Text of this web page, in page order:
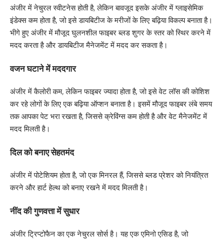
अंजीर में नेचुरल स्वीटनेस होती है, लेकिन बावजूद इसके अंजीर में ग्लाइसेमिक
इंडेक्स कम होता है, जो इसे डायबिटीज के मरीजों के लिए बढ़िया विकल्प बनाता है।
भीगे हुए अंजीर में मौजूद घुलनशील फाइबर ब्लड शुगर के स्तर को स्थिर करने में
मदद करता है और डायबिटीज मैनेजमेंट में मदद कर सकता है।
​वजन घटाने में मददगार
अंजीर में कैलोरी कम, लेकिन फाइबर ज्यादा होता है, जो इसे वेट लॉस की कोशिश
कर रहे लोगों के लिए एक बढ़िया ऑप्शन बनाता है। इसमें मौजूद फाइबर लंबे समय
तक आपका पेट भरा रखता है, जिससे क्रेविंग्स कम होती है और वेट मैनेजमेंट में
मदद मिलती है।
दिल को बनाए सेहतमंद
अंजीर में पोटेशियम होता है, जो एक मिनरल हैं, जिससे ब्लड प्रेशर को नियंत्रित
करने और हार्ट हेल्थ को बनाए रखने में मदद मिलती है।
नींद की गुणवत्ता में सुधार
अंजीर ट्रिप्टोफैन का एक नेचुरल सोर्स है। यह एक एमिनो एसिड है, जो